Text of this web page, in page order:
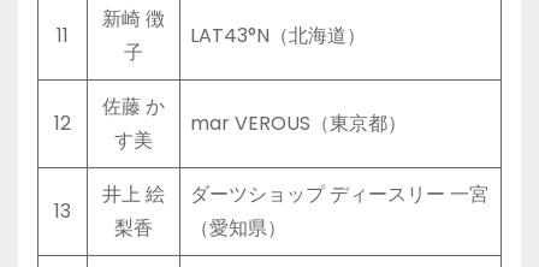
11
新崎 徴
子
LAT43°N（北海道）
12
佐藤 か
す美
mar VEROUS（東京都）
13
井上 絵
梨香
ダーツショップ ディースリー 一宮
（愛知県）